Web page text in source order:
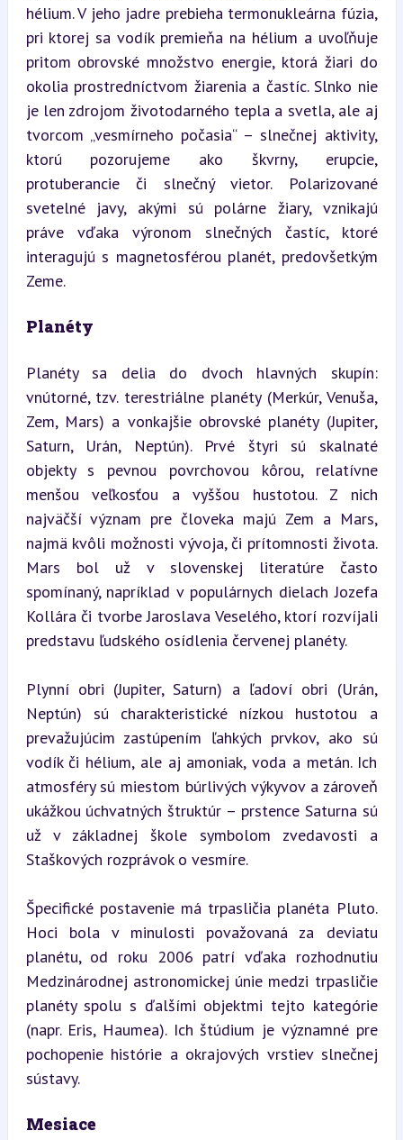
hélium. V jeho jadre prebieha termonukleárna fúzia,
pri ktorej sa vodík premieňa na hélium a uvoľňuje
pritom obrovské množstvo energie, ktorá žiari do
okolia prostredníctvom žiarenia a častíc. Slnko nie
je len zdrojom životodarného tepla a svetla, ale aj
tvorcom „vesmírneho počasia“ – slnečnej aktivity,
ktorú pozorujeme ako škvrny, erupcie,
protuberancie či slnečný vietor. Polarizované
svetelné javy, akými sú polárne žiary, vznikajú
práve vďaka výronom slnečných častíc, ktoré
interagujú s magnetosférou planét, predovšetkým
Zeme.
Planéty
Planéty sa delia do dvoch hlavných skupín:
vnútorné, tzv. terestriálne planéty (Merkúr, Venuša,
Zem, Mars) a vonkajšie obrovské planéty (Jupiter,
Saturn, Urán, Neptún). Prvé štyri sú skalnaté
objekty s pevnou povrchovou kôrou, relatívne
menšou veľkosťou a vyššou hustotou. Z nich
najväčší význam pre človeka majú Zem a Mars,
najmä kvôli možnosti vývoja, či prítomnosti života.
Mars bol už v slovenskej literatúre často
spomínaný, napríklad v populárnych dielach Jozefa
Kollára či tvorbe Jaroslava Veselého, ktorí rozvíjali
predstavu ľudského osídlenia červenej planéty.
Plynní obri (Jupiter, Saturn) a ľadoví obri (Urán,
Neptún) sú charakteristické nízkou hustotou a
prevažujúcim zastúpením ľahkých prvkov, ako sú
vodík či hélium, ale aj amoniak, voda a metán. Ich
atmosféry sú miestom búrlivých výkyvov a zároveň
ukážkou úchvatných štruktúr – prstence Saturna sú
už v základnej škole symbolom zvedavosti a
Staškových rozprávok o vesmíre.
Špecifické postavenie má trpasličia planéta Pluto.
Hoci bola v minulosti považovaná za deviatu
planétu, od roku 2006 patrí vďaka rozhodnutiu
Medzinárodnej astronomickej únie medzi trpasličie
planéty spolu s ďalšími objektmi tejto kategórie
(napr. Eris, Haumea). Ich štúdium je významné pre
pochopenie histórie a okrajových vrstiev slnečnej
sústavy.
Mesiace